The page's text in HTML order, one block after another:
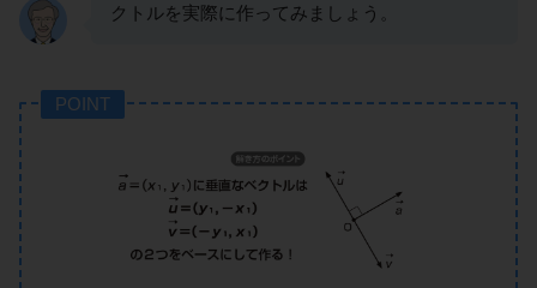
クトルを実際に作ってみましょう。
POINT